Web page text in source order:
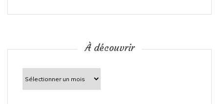
À découvrir
À
découvrir